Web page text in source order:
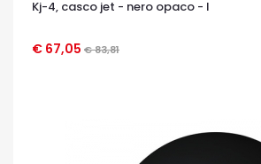
Kj-4, casco jet - nero opaco - l
€ 67,05 € 83,81
OCCHIATA VELOCE